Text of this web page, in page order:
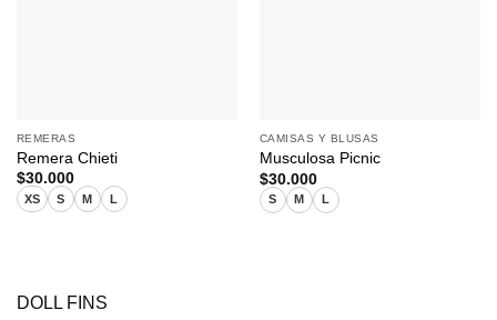
REMERAS
Remera Chieti
$30.000
XS S M L
CAMISAS Y BLUSAS
Musculosa Picnic
$30.000
S M L
DOLL FINS